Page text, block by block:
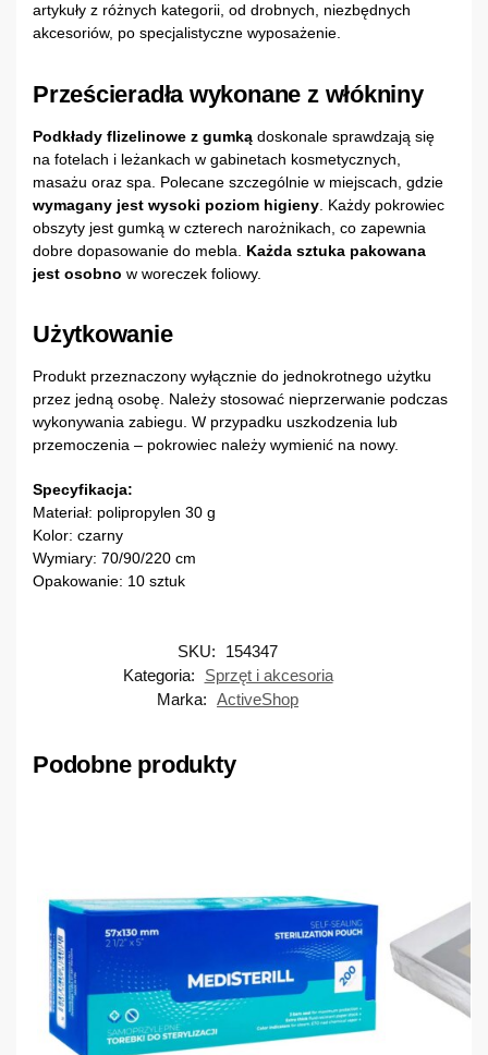
artykuły z różnych kategorii, od drobnych, niezbędnych
akcesoriów, po specjalistyczne wyposażenie.
Prześcieradła wykonane z włókniny
Podkłady flizelinowe z gumką doskonale sprawdzają się
na fotelach i leżankach w gabinetach kosmetycznych,
masażu oraz spa. Polecane szczególnie w miejscach, gdzie
wymagany jest wysoki poziom higieny . Każdy pokrowiec
obszyty jest gumką w czterech narożnikach, co zapewnia
dobre dopasowanie do mebla. Każda sztuka pakowana
jest osobno w woreczek foliowy.
Użytkowanie
Produkt przeznaczony wyłącznie do jednokrotnego użytku
przez jedną osobę. Należy stosować nieprzerwanie podczas
wykonywania zabiegu. W przypadku uszkodzenia lub
przemoczenia – pokrowiec należy wymienić na nowy.
Specyfikacja:
Materiał: polipropylen 30 g
Kolor: czarny
Wymiary: 70/90/220 cm
Opakowanie: 10 sztuk
SKU:
154347
Kategoria:
Sprzęt i akcesoria
Marka: ActiveShop
Podobne produkty